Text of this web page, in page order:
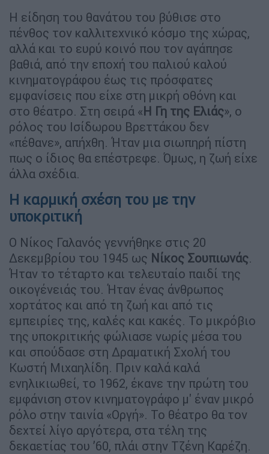
Η είδηση του θανάτου του βύθισε στο
πένθος τον καλλιτεχνικό κόσμο της χώρας,
αλλά και το ευρύ κοινό που τον αγάπησε
βαθιά, από την εποχή του παλιού καλού
κινηματογράφου έως τις πρόσφατες
εμφανίσεις που είχε στη μικρή οθόνη και
στο θέατρο. Στη σειρά «Η Γη της Ελιάς», ο
ρόλος του Ισίδωρου Βρεττάκου δεν
«πέθανε», απήχθη. Ήταν μια σιωπηρή πίστη
πως ο ίδιος θα επέστρεφε. Όμως, η ζωή είχε
άλλα σχέδια.
Η καρμική σχέση του με την
υποκριτική
Ο Νίκος Γαλανός γεννήθηκε στις 20
Δεκεμβρίου του 1945 ως Νίκος Σουπιωνάς.
Ήταν το τέταρτο και τελευταίο παιδί της
οικογένειάς του. Ήταν ένας άνθρωπος
χορτάτος και από τη ζωή και από τις
εμπειρίες της, καλές και κακές. Το μικρόβιο
της υποκριτικής φώλιασε νωρίς μέσα του
και σπούδασε στη Δραματική Σχολή του
Κωστή Μιχαηλίδη. Πριν καλά καλά
ενηλικιωθεί, το 1962, έκανε την πρώτη του
εμφάνιση στον κινηματογράφο μ' έναν μικρό
ρόλο στην ταινία «Οργή». Το θέατρο θα τον
δεχτεί λίγο αργότερα, στα τέλη της
δεκαετίας του ’60, πλάι στην Τζένη Καρέζη.